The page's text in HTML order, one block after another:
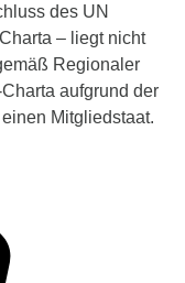
des UN
– liegt nicht
Regionaler
aufgrund der
Mitgliedstaat.